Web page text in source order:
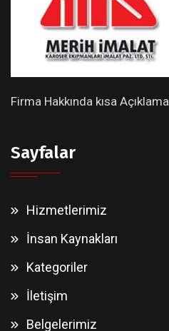
Firma Hakkında kısa Açıklama
Sayfalar
Hizmetlerimiz
İnsan Kaynakları
Kategoriler
İletişim
Belgelerimiz